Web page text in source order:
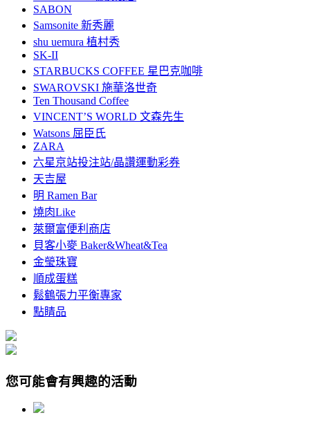
SABON
Samsonite 新秀麗
shu uemura 植村秀
SK-II
STARBUCKS COFFEE 星巴克咖啡
SWAROVSKI 施華洛世奇
Ten Thousand Coffee
VINCENT’S WORLD 文森先生
Watsons 屈臣氏
ZARA
六星京站投注站/晶讚運動彩券
天吉屋
明 Ramen Bar
燒肉Like
萊爾富便利商店
貝客小麥 Baker&Wheat&Tea
金瑩珠寶
順成蛋糕
鬆鶴張力平衡專家
點睛品
您可能會有興趣的活動